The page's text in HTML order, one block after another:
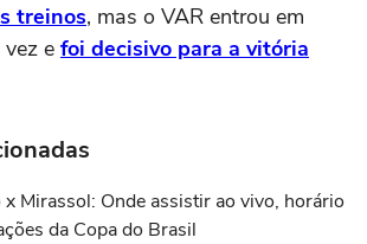
treinos, mas o VAR entrou em
e foi decisivo para a vitória
x Mirassol: Onde assistir ao vivo, horário
da Copa do Brasil